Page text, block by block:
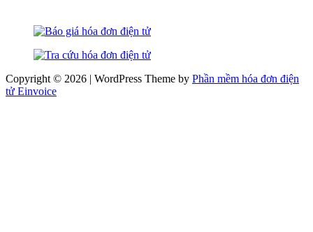
Copyright © 2026 | WordPress Theme by Phần mềm hóa đơn điện
tử Einvoice